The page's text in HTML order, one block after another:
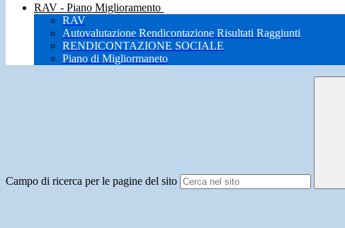
RAV - Piano Miglioramento
RAV
Autovalutazione Rendicontazione Risultati Raggiunti
RENDICONTAZIONE SOCIALE
Piano di Migliormaneto
Campo di ricerca per le pagine del sito